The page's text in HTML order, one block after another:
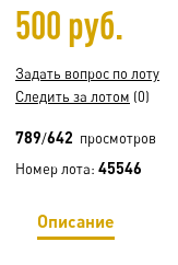
500 руб.
Задать вопрос по лоту
Следить за лотом (0)
789/642 просмотров
Номер лота: 45546
Описание